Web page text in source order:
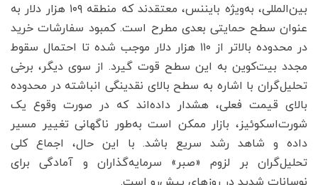
بین‌المللی، به‌ویژه بایننس، معتقدند که منطقه ۱۰۹ هزار دلار به
عنوان سطح حمایتی بعدی مطرح است. کمبود سفارشات خرید
در محدوده بالاتر از ۱۱۰ هزار دلار موجب شده تا احتمال سقوط
مجدد بیت‌کوین به این سطح قوت گیرد. از سوی دیگر، برخی
تحلیل‌گران با اشاره به سطح بالای نقدینگی انباشته در محدوده
بالای قیمت فعلی، هشدار داده‌اند که در صورت وقوع یک
شورت‌اسکوئیز، بازار ممکن است به‌طور ناگهانی تغییر مسیر
داده و شاهد رشد سریع باشد. با این حال، اجماع کلی
تحلیل‌گران بر لزوم «صبر» سرمایه‌گذاران و آمادگی برای
نوسانات شدید در روزهای پیش‌رو است.